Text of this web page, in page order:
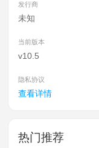
发行商
未知
当前版本
v10.5
隐私协议
查看详情
热门推荐